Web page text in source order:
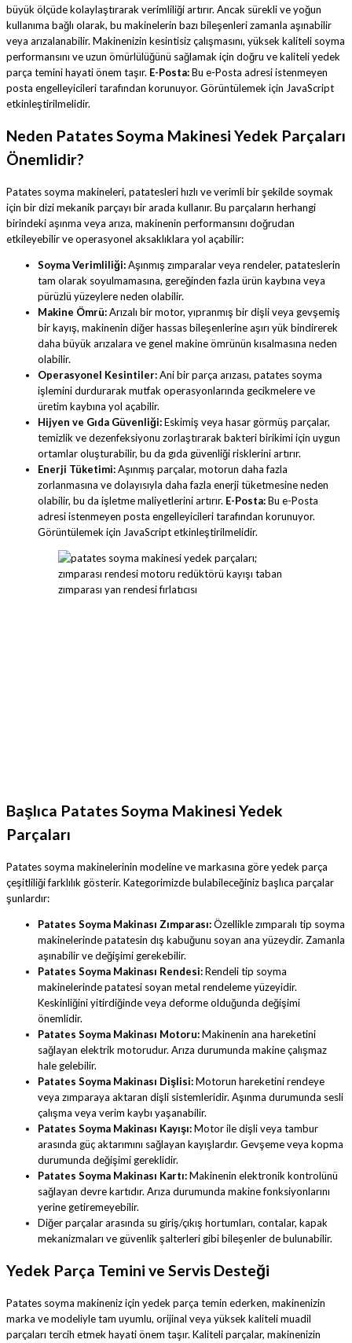
büyük ölçüde kolaylaştırarak verimliliği artırır. Ancak sürekli ve yoğun
kullanıma bağlı olarak, bu makinelerin bazı bileşenleri zamanla aşınabilir
veya arızalanabilir. Makinenizin kesintisiz çalışmasını, yüksek kaliteli soyma
performansını ve uzun ömürlülüğünü sağlamak için doğru ve kaliteli yedek
parça temini hayati önem taşır. E-Posta:Bu e-Posta adresi istenmeyen
posta engelleyicileri tarafından korunuyor. Görüntülemek için JavaScript
etkinleştirilmelidir.
Neden Patates Soyma Makinesi Yedek Parçaları
Önemlidir?
Patates soyma makineleri, patatesleri hızlı ve verimli bir şekilde soymak
için bir dizi mekanik parçayı bir arada kullanır. Bu parçaların herhangi
birindeki aşınma veya arıza, makinenin performansını doğrudan
etkileyebilir ve operasyonel aksaklıklara yol açabilir:
Soyma Verimliliği:Aşınmış zımparalar veya rendeler, patateslerin
tam olarak soyulmamasına, gereğinden fazla ürün kaybına veya
pürüzlü yüzeylere neden olabilir.
Makine Ömrü:Arızalı bir motor, yıpranmış bir dişli veya gevşemiş
bir kayış, makinenin diğer hassas bileşenlerine aşırı yük bindirerek
daha büyük arızalara ve genel makine ömrünün kısalmasına neden
olabilir.
Operasyonel Kesintiler:Ani bir parça arızası, patates soyma
işlemini durdurarak mutfak operasyonlarında gecikmelere ve
üretim kaybına yol açabilir.
Hijyen ve Gıda Güvenliği:Eskimiş veya hasar görmüş parçalar,
temizlik ve dezenfeksiyonu zorlaştırarak bakteri birikimi için uygun
ortamlar oluşturabilir, bu da gıda güvenliği risklerini artırır.
Enerji Tüketimi:Aşınmış parçalar, motorun daha fazla
zorlanmasına ve dolayısıyla daha fazla enerji tüketmesine neden
olabilir, bu da işletme maliyetlerini artırır. E-Posta:Bu e-Posta
adresi istenmeyen posta engelleyicileri tarafından korunuyor.
Görüntülemek için JavaScript etkinleştirilmelidir.
Başlıca Patates Soyma Makinesi Yedek
Parçaları
Patates soyma makinelerinin modeline ve markasına göre yedek parça
çeşitliliği farklılık gösterir. Kategorimizde bulabileceğiniz başlıca parçalar
şunlardır:
Patates Soyma Makinası Zımparası:Özellikle zımparalı tip soyma
makinelerinde patatesin dış kabuğunu soyan ana yüzeydir. Zamanla
aşınabilir ve değişimi gerekebilir.
Patates Soyma Makinası Rendesi:Rendeli tip soyma
makinelerinde patatesi soyan metal rendeleme yüzeyidir.
Keskinliğini yitirdiğinde veya deforme olduğunda değişimi
önemlidir.
Patates Soyma Makinası Motoru:Makinenin ana hareketini
sağlayan elektrik motorudur. Arıza durumunda makine çalışmaz
hale gelebilir.
Patates Soyma Makinası Dişlisi:Motorun hareketini rendeye
veya zımparaya aktaran dişli sistemleridir. Aşınma durumunda sesli
çalışma veya verim kaybı yaşanabilir.
Patates Soyma Makinası Kayışı:Motor ile dişli veya tambur
arasında güç aktarımını sağlayan kayışlardır. Gevşeme veya kopma
durumunda değişimi gereklidir.
Patates Soyma Makinası Kartı:Makinenin elektronik kontrolünü
sağlayan devre kartıdır. Arıza durumunda makine fonksiyonlarını
yerine getiremeyebilir.
Diğer parçalar arasında su giriş/çıkış hortumları, contalar, kapak
mekanizmaları ve güvenlik şalterleri gibi bileşenler de bulunabilir.
Yedek Parça Temini ve Servis Desteği
Patates soyma makineniz için yedek parça temin ederken, makinenizin
marka ve modeliyle tam uyumlu, orijinal veya yüksek kaliteli muadil
parçaları tercih etmek hayati önem taşır. Kaliteli parçalar, makinenizin